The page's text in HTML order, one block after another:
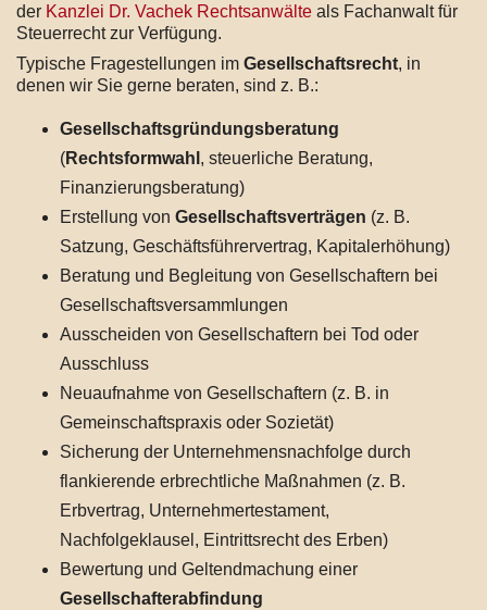
der Kanzlei Dr. Vachek Rechtsanwälte als Fachanwalt für
Steuerrecht zur Verfügung.
Typische Fragestellungen im Gesellschaftsrecht, in
denen wir Sie gerne beraten, sind z. B.:
Gesellschaftsgründungsberatung
(Rechtsformwahl , steuerliche Beratung,
Finanzierungsberatung)
Erstellung von Gesellschaftsverträgen (z. B.
Satzung, Geschäftsführervertrag, Kapitalerhöhung)
Beratung und Begleitung von Gesellschaftern bei
Gesellschaftsversammlungen
Ausscheiden von Gesellschaftern bei Tod oder
Ausschluss
Neuaufnahme von Gesellschaftern (z. B. in
Gemeinschaftspraxis oder Sozietät)
Sicherung der Unternehmensnachfolge durch
flankierende erbrechtliche Maßnahmen (z. B.
Erbvertrag, Unternehmertestament,
Nachfolgeklausel, Eintrittsrecht des Erben)
Bewertung und Geltendmachung einer
Gesellschafterabfindung